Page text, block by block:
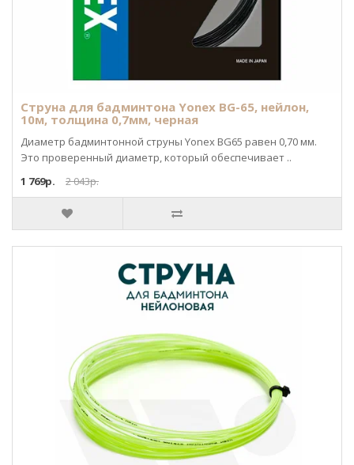
Струна для бадминтона Yonex BG-65, нейлон,
10м, толщина 0,7мм, черная
Диаметр бадминтонной струны Yonex BG65 равен 0,70 мм.
Это проверенный диаметр, который обеспечивает ..
1 769р.
2 043р.